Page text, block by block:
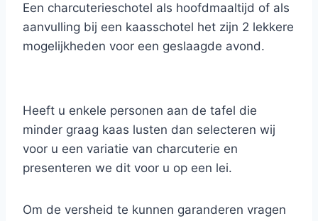
Een charcuterieschotel als hoofdmaaltijd of als
aanvulling bij een kaasschotel het zijn 2 lekkere
mogelijkheden voor een geslaagde avond.
inspiratie van het moment.
Heeft u enkele personen aan de tafel die
minder graag kaas lusten dan selecteren wij
voor u een variatie van charcuterie en
presenteren we dit voor u op een lei.
Om de versheid te kunnen garanderen vragen